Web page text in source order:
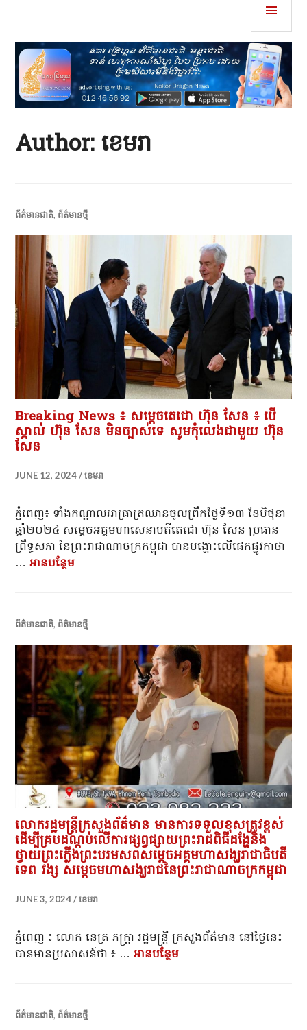
to នគរដ្រេហ្គន
Author:ខេមរា
ព័ត៌មានជាតិ, ព័ត៌មានថ្មី
Breaking News ៖ សម្តេចតេជោ ហ៊ុន សែន ៖ បើ
ស្គាល់ ហ៊ុន សែន មិនច្បាស់ទេ សូមកុំលេងជាមួយ ហ៊ុន
សែន
JUNE 12, 2024 ខេមរា
ភ្នំពេញ៖ ទាំងកណ្តាលអាធ្រាត្រឈានចូលព្រឹកថ្ងៃទី១៣ ខែមិថុនា
ឆ្នាំ២០២៤ សម្តេចអគ្គមហាសេនាបតីតេជោ ហ៊ុន សែន ប្រធាន
ព្រឹទ្ធសភា នៃព្រះរាជាណាចក្រកម្ពុជា បានបង្ហោះលើផេកផ្លូវកាថា
…អាន​បន្ថែម
ព័ត៌មានជាតិ, ព័ត៌មានថ្មី
លោករដ្ឋមន្ត្រីក្រសួងព័ត៌មាន មានការទទួលខុសត្រូវខ្ពស់
ដើម្បីគ្របដណ្តប់លើការផ្សព្វផ្សាយព្រះរាជពិធីដង្ហែនិង
ថ្វាយព្រះភ្លើងព្រះបរមសពសម្តេចអគ្គមហាសង្ឃរាជាធិបតី
ទេព វង្ស សម្តេចមហាសង្ឃរាជនៃព្រះរាជាណាចក្រកម្ពុជា
JUNE 3, 2024 ខេមរា
ភ្នំពេញ ៖ លោក នេត្រ ភក្ត្រា រដ្ឋមន្ត្រី ក្រសួងព័ត៌មាន នៅថ្ងៃនេះ
បានមានប្រសាសន៍ថា ៖ …អាន​បន្ថែម
ព័ត៌មានជាតិ, ព័ត៌មានថ្មី